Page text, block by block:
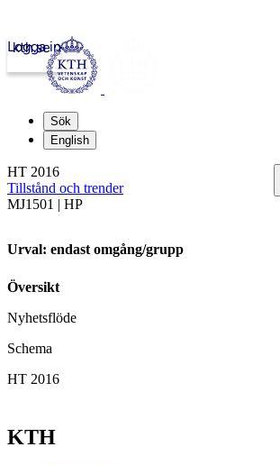
kth.se
Logga in
Sök
English
HT 2016
Tillstånd och trender
MJ1501 | HP
Urval: endast omgång/grupp
Översikt
Nyhetsflöde
Schema
HT 2016
KTH